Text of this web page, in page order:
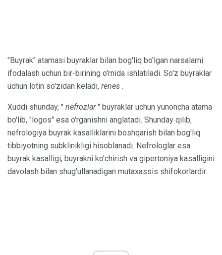
"Buyrak" atamasi buyraklar bilan bog'liq bo'lgan narsalarni
ifodalash uchun bir-birining o'rnida ishlatiladi. So'z buyraklar
uchun lotin so'zidan keladi, renes .
Xuddi shunday, " nefrozlar" buyraklar uchun yunoncha atama
bo'lib, "logos" esa o'rganishni anglatadi. Shunday qilib,
nefrologiya buyrak kasalliklarini boshqarish bilan bog'liq
tibbiyotning subklinikligi hisoblanadi. Nefrologlar esa
buyrak kasalligi, buyrakni ko'chirish va gipertoniya kasalligini
davolash bilan shug'ullanadigan mutaxassis shifokorlardir.